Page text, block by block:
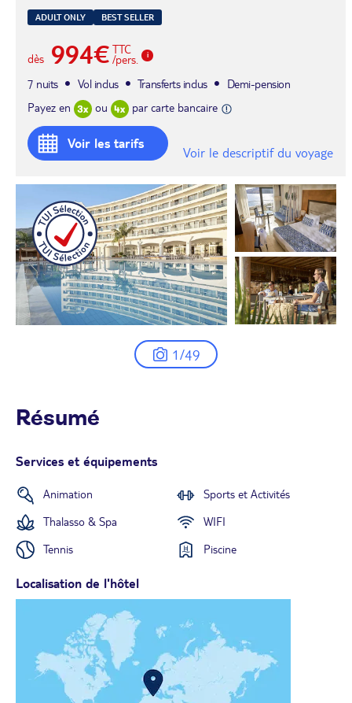
ADULT ONLY BEST SELLER
dès 994€ TTC
/pers.
7 nuits
Vol inclus Transferts inclus
Demi-pension
Payez en
ou par carte bancaire
Voir les tarifs
Voir le descriptif du voyage
1/49
Résumé
Services et équipements
Animation
Sports et Activités
Thalasso & Spa
WIFI
Tennis
Piscine
Localisation de l'hôtel